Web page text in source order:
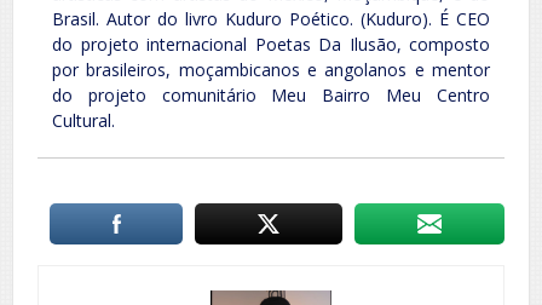
Brasil. Autor do livro Kuduro Poético. (Kuduro). É CEO
do projeto internacional Poetas Da Ilusão, composto
por brasileiros, moçambicanos e angolanos e mentor
do projeto comunitário Meu Bairro Meu Centro
Cultural.